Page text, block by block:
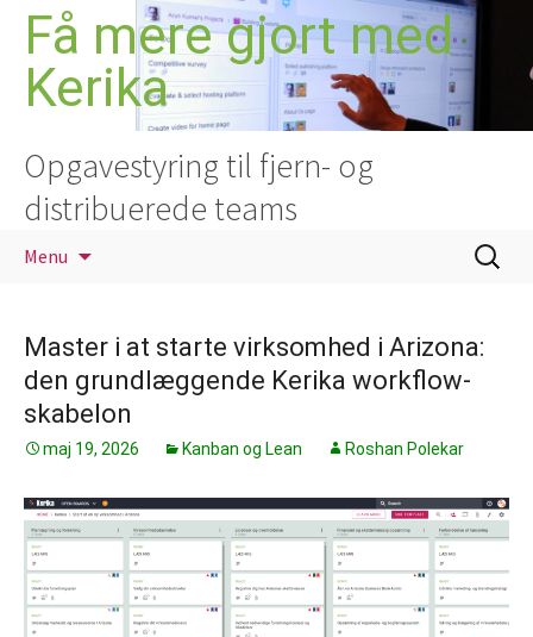
Hop
indhold
Få mere gjort med
Kerika
Opgavestyring til fjern- og
distribuerede teams
Menu
Søg
efter:
Master i at starte virksomhed i Arizona:
den grundlæggende Kerika workflow-
skabelon
maj 19, 2026 Kanban og Lean Roshan Polekar